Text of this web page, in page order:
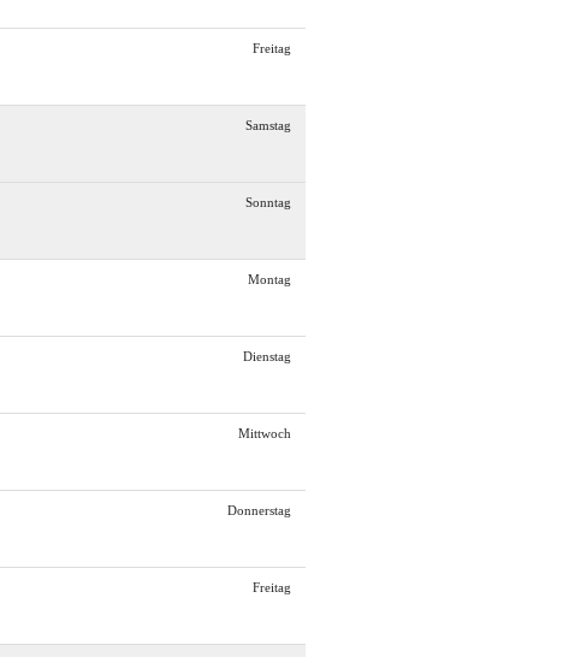
Freitag
Samstag
Sonntag
Montag
Dienstag
Mittwoch
Donnerstag
Freitag